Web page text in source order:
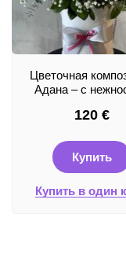
Цветочная
Адана – с
120 €
Купить
Купить в один